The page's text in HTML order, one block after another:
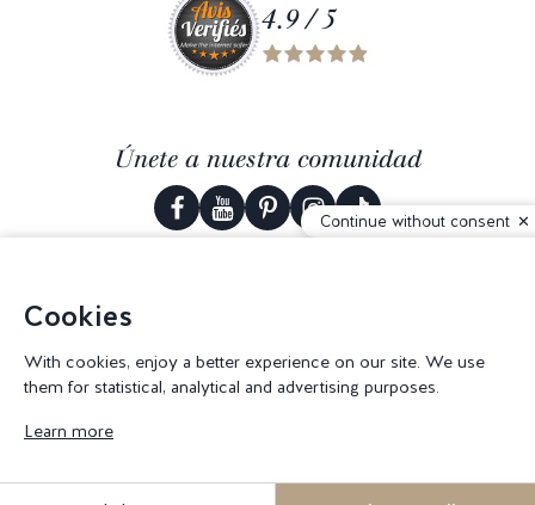
4.9 / 5
Únete a nuestra comunidad
© 2026 Corderie Mansas -
Continue without consent
Cookies
With cookies, enjoy a better experience on our site. We use
them for statistical, analytical and advertising purposes.
Learn more